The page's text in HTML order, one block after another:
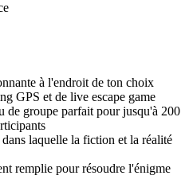
à l'endroit de ton choix
GPS et de live escape game
de groupe parfait pour jusqu'à 200
laquelle la fiction et la réalité
remplie pour résoudre l'énigme